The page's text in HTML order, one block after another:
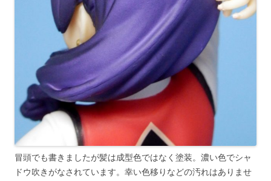
冒頭でも書きましたが髪は成型色ではなく塗装。濃い色でシャ
ドウ吹きがなされています。幸い色移りなどの汚れはありませ